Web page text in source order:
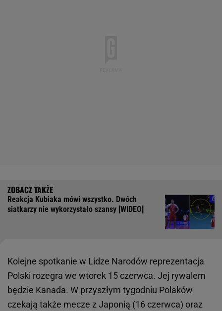
Reakcja Kubiaka mówi wszystko. Dwóch
siatkarzy nie wykorzystało szansy [WIDEO]
Kolejne spotkanie w Lidze Narodów reprezentacja
Polski rozegra we wtorek 15 czerwca. Jej rywalem
będzie Kanada. W przyszłym tygodniu Polaków
czekają także mecze z Japonią (16 czerwca) oraz